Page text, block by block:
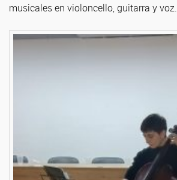
musicales en violoncello, guitarra y voz.